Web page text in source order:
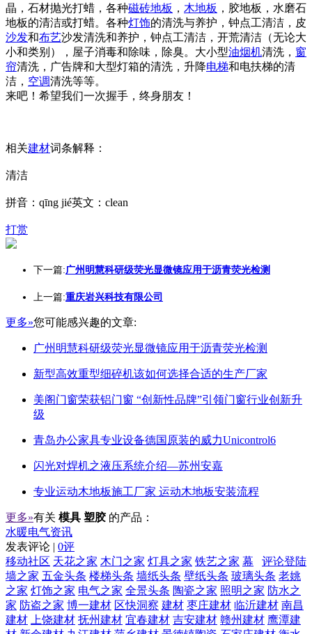
晶，石材抛光打蜡，各种磁砖地板 ， 木地板 ，胶地板，水磨石
地板的清洁或打蜡。各种灯饰的清洗与养护，钟点工清洁，皮
沙发和布艺沙发清洗和养护，钟点工清洁，开荒清洁（无论大
小和类别），屋子消毒和除味，除臭。大小型油烟机清洗， 窗
帘清洗，广告牌和大型灯箱的清洗，升降电梯和电扶梯的清
洁， 空调清洗等等。
来吧！希望我们一次握手，终身朋友！
相关建材词条解释：
清洁
拼音：qīng jié英文：clean
打赏
下一篇:广州明慧科研级荧光显微镜应用于沥青荧光检测
上一篇:重庆岩兴科技有限公司
更多»您可能感兴趣的文章:
广州明慧科研级荧光显微镜应用于沥青荧光检测
新型高效重型细碎机该如何选择合适的生产厂家
美阁门窗荣获铝门窗 “创新性品牌”引领门窗行业创新升
级
青岛办公家具专业设备德国原装的威力Unicontrol6
闪光对焊机之液压系统介绍—苏州安嘉
专业运动木地板施工厂家 运动木地板安装流程
更多»有关 模具 塑胶 的产品：
水暖电气资讯
发表评论 | 0评
评论登陆
移动社区 天花之家 木门之家 灯具之家 铁艺之家 幕
墙之家 五金头条 楼梯头条 墙纸头条 壁纸头条 玻璃头条 老姚
之家 灯饰之家 电气之家 全景头条 陶瓷之家 照明之家 防水之
家 防盗之家 博一建材 区快洞察 建材 枣庄建材 临沂建材 南昌
建材
上饶建材 抚州建材 宜春建材 吉安建材 赣州建材 鹰潭建